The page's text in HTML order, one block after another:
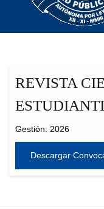
REVISTA
Gestión: 2026
Descargar